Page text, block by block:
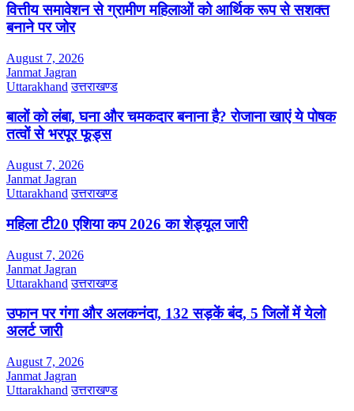
वित्तीय समावेशन से ग्रामीण महिलाओं को आर्थिक रूप से सशक्त
बनाने पर जोर
August 7, 2026
Janmat Jagran
Uttarakhand उत्तराखण्ड
बालों को लंबा, घना और चमकदार बनाना है? रोजाना खाएं ये पोषक
तत्वों से भरपूर फूड्स
August 7, 2026
Janmat Jagran
Uttarakhand उत्तराखण्ड
महिला टी20 एशिया कप 2026 का शेड्यूल जारी
August 7, 2026
Janmat Jagran
Uttarakhand उत्तराखण्ड
उफान पर गंगा और अलकनंदा, 132 सड़कें बंद, 5 जिलों में येलो
अलर्ट जारी
August 7, 2026
Janmat Jagran
Uttarakhand उत्तराखण्ड